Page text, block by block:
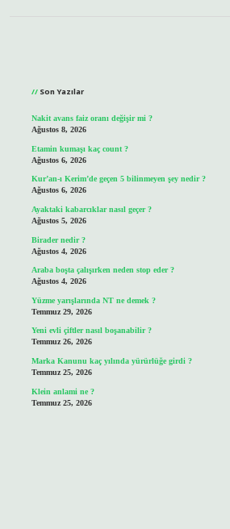
Son Yazılar
Nakit avans faiz oranı değişir mi ?
Ağustos 8, 2026
Etamin kumaşı kaç count ?
Ağustos 6, 2026
Kur’an-ı Kerim’de geçen 5 bilinmeyen şey nedir ?
Ağustos 6, 2026
Ayaktaki kabarcıklar nasıl geçer ?
Ağustos 5, 2026
Birader nedir ?
Ağustos 4, 2026
Araba boşta çalışırken neden stop eder ?
Ağustos 4, 2026
Yüzme yarışlarında NT ne demek ?
Temmuz 29, 2026
Yeni evli çiftler nasıl boşanabilir ?
Temmuz 26, 2026
Marka Kanunu kaç yılında yürürlüğe girdi ?
Temmuz 25, 2026
Klein anlami ne ?
Temmuz 25, 2026